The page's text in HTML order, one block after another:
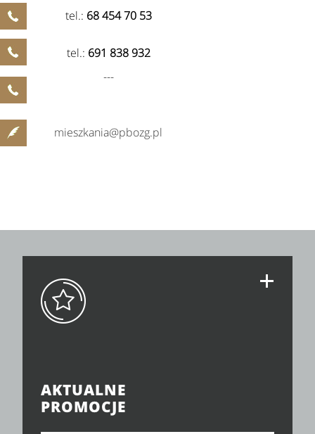
tel.: 68 454 70 53
tel.: 691 838 932
---
mieszkania@pbozg.pl
AKTUALNE
PROMOCJE